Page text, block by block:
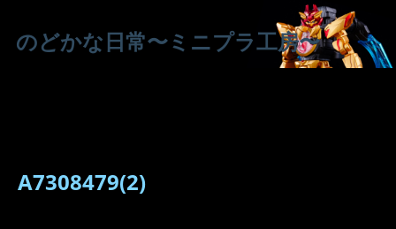
のどかな日常〜ミニプラ工房〜
A7308479(2)